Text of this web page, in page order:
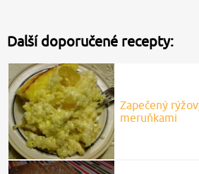
Další doporučené recepty:
Zapečený
meruňkami